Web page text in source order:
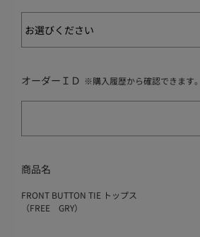
オーダーＩＤ ※購入履歴から確認できます。
商品名
FRONT BUTTON TIE トップス
（FREE GRY）